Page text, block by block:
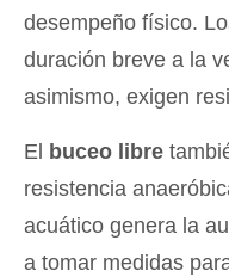
desempeño físico.
duración breve a la
asimismo, exigen
El buceo libre
resistencia
acuático genera la
a tomar medidas